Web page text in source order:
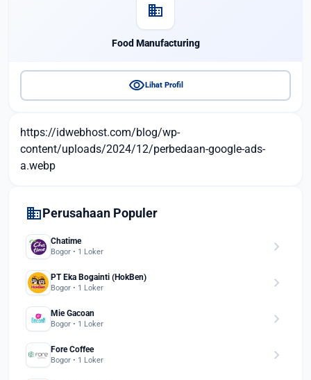
domain
Food Manufacturing
visibility Lihat Profil
https://idwebhost.com/blog/wp-
content/uploads/2024/12/perbedaan-google-ads-
a.webp
domainPerusahaan Populer
Chatime
Bogor • 1 Loker chevron_right
PT Eka Bogainti (HokBen)
Bogor • 1 Loker chevron_right
Mie Gacoan
Bogor • 1 Loker chevron_right
Fore Coffee
Bogor • 1 Loker chevron_right